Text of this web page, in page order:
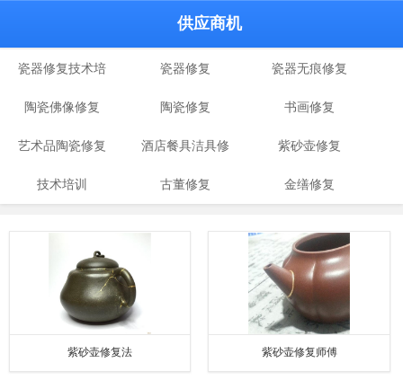
供应商机
瓷器修复技术培
训
瓷器修复 瓷器无痕修复
陶瓷佛像修复 陶瓷修复 书画修复
艺术品陶瓷修复 酒店餐具洁具修
复
紫砂壶修复
技术培训 古董修复 金缮修复
紫砂壶修复法 紫砂壶修复师傅